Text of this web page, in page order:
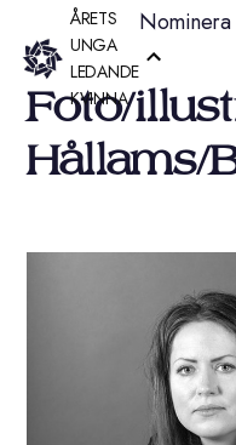
Hoppa
till
innehåll
ÅRETS
UNGA
LEDANDE
KVINNA
Nominera
Foto/
Hållams/